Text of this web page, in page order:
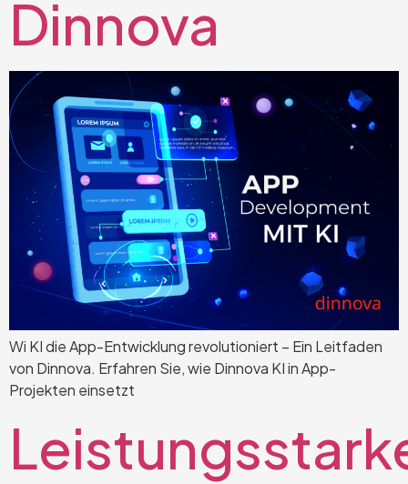
Dinnova
Wi KI die App-Entwicklung revolutioniert – Ein Leitfaden
von Dinnova. Erfahren Sie, wie Dinnova KI in App-
Projekten einsetzt